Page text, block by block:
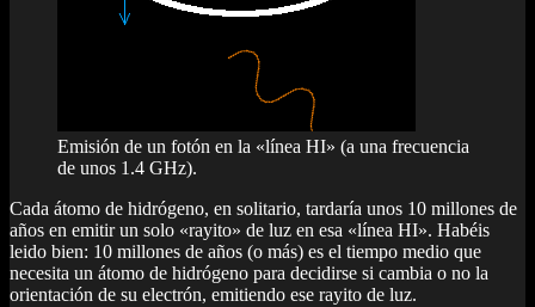
Emisión de un fotón en la «línea HI» (a una frecuencia
de unos 1.4 GHz).
Cada átomo de hidrógeno, en solitario, tardaría unos 10 millones de
años en emitir un solo «rayito» de luz en esa «línea HI». Habéis
leido bien: 10 millones de años (o más) es el tiempo medio que
necesita un átomo de hidrógeno para decidirse si cambia o no la
orientación de su electrón, emitiendo ese rayito de luz.